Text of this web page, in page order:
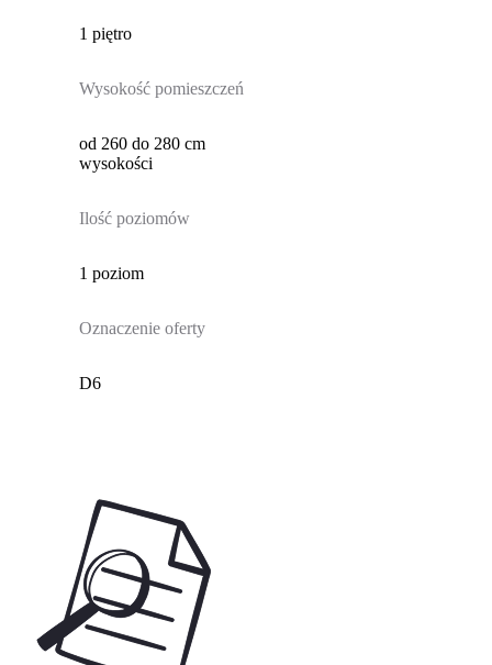
1 piętro
Wysokość pomieszczeń
od 260 do 280 cm
wysokości
Ilość poziomów
1 poziom
Oznaczenie oferty
D6